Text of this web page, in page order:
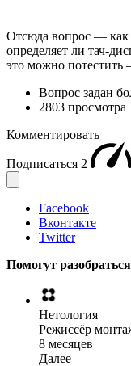
Отсюда вопрос — как
определяет ли тач-
это можно потестить
Вопрос задан
2803 просмотра
Комментировать
Подписаться 2
Facebook
Вконтакте
Twitter
Помогут
Нетология
Режиссёр
8 месяцев
Далее